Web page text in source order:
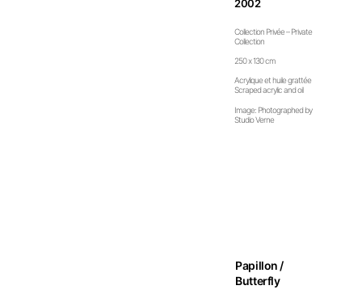
2002
Collection Privée – Private
Collection
250 x 130 cm
Acrylique et huile grattée
Scraped acrylic and oil
Image: Photographed by
Studio Verne
Papillon /
Butterfly